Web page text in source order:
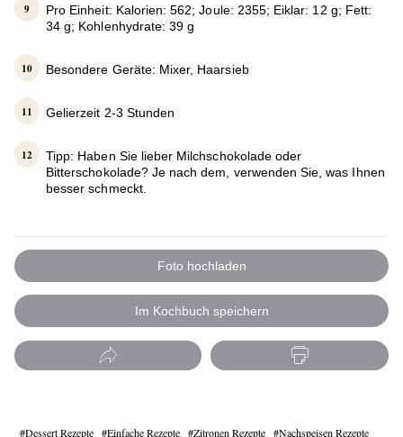
Pro Einheit: Kalorien: 562; Joule: 2355; Eiklar: 12 g; Fett:
34 g; Kohlenhydrate: 39 g
Besondere Geräte: Mixer, Haarsieb
Gelierzeit 2-3 Stunden
Tipp: Haben Sie lieber Milchschokolade oder
Bitterschokolade? Je nach dem, verwenden Sie, was Ihnen
besser schmeckt.
Foto hochladen
Im Kochbuch speichern
Dessert Rezepte Einfache Rezepte Zitronen Rezepte Nachspeisen Rezepte